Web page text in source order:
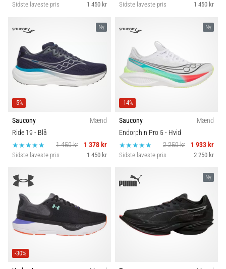
Sidste laveste pris 1 450 kr Sidste laveste pris 1 450 kr
Ny
-5%
Saucony
Mænd
Ride 19 - Blå
1 450 kr
1 378 kr
Sidste laveste pris 1 450 kr
Ny
-14%
Saucony
Mænd
Endorphin Pro 5- Hvid
2 250 kr
1 933 kr
Sidste laveste pris 2 250 kr
-30%
Ny